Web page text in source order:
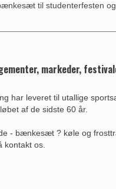
til studenterfesten
markeder,
har leveret til utallige
af de sidste 60 år.
- bænkesæt ? køle og
kontakt os.